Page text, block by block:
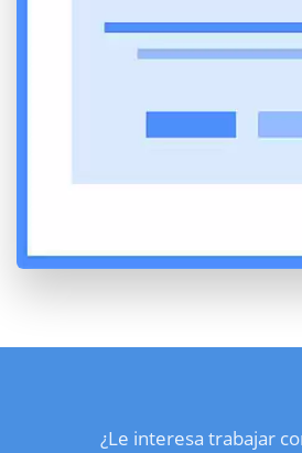
¿Le interesa trabajar